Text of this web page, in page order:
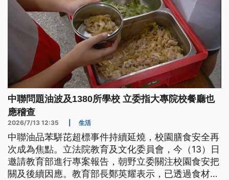
中聯問題油波及1380所學校 立委指大專院校餐廳也
應稽查
2026/7/13 12:35 生活
中聯油品苯駢芘超標事件持續延燒，校園膳食安全再
次成為焦點。立法院教育及文化委員會，今（13）日
邀請教育部進行專案報告，朝野立委關注校園食安把
關及後續因應。教育部長鄭英耀表示，已透過食材登